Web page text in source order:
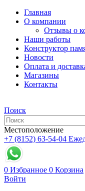
Главная
О компании
Отзывы о
Наши работы
Конструктор
Новости
Оплата и
Магазины
Контакты
Поиск
Местоположение
+7 (8152) 63-54-04
0 Избранное 0 Корзина
Войти